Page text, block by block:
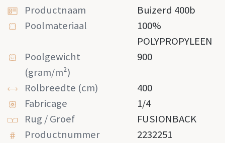
Productnaam
Buizerd 400b
Poolmateriaal
100%
POLYPROPYLEEN
Poolgewicht
(gram/m²)
900
Rolbreedte (cm)
400
Fabricage
1/4
Rug / Groef
FUSIONBACK
Productnummer
2232251